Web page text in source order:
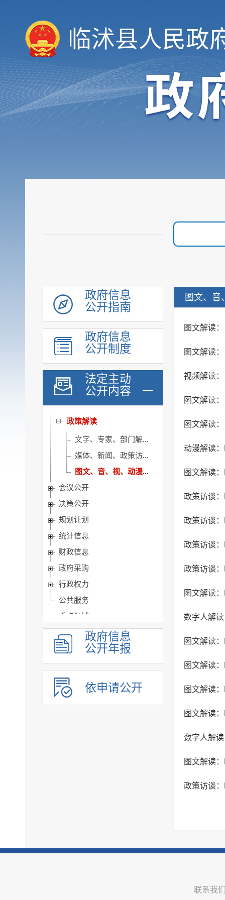
临沭县人民政
政府信息
公开指南
政府信息
公开制度
法定主动
公开内容
领导信息
机构职能
履职依据
政策文件
政策解读
文字、专家、部门解...
媒体、新闻、政策访...
图文、音、视、动漫...
会议公开
决策公开
规划计划
统计信息
财政信息
政府采购
行政权力
公共服务
重点领域
人事信息
建议提案办理
政务公开保障机制
公共企事业单位信息公开
政府信息
公开年报
依申请公开
图文、音
图文解读
图文解读
视频解读
图文解读
图文解读
图文解读
图文解读
数字人解
联系我